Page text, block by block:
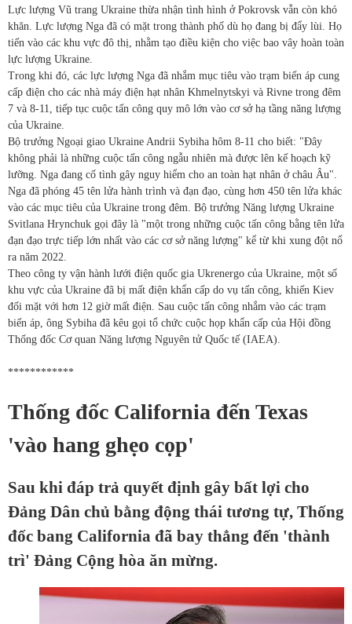
Lực lượng Vũ trang Ukraine thừa nhận tình hình ở Pokrovsk vẫn còn khó
khăn. Lực lượng Nga đã có mặt trong thành phố dù họ đang bị đẩy lùi. Họ
tiến vào các khu vực đô thị, nhằm tạo điều kiện cho việc bao vây hoàn toàn
lực lượng Ukraine.
Trong khi đó, các lực lượng Nga đã nhắm mục tiêu vào trạm biến áp cung
cấp điện cho các nhà máy điện hạt nhân Khmelnytskyi và Rivne trong đêm
7 và 8-11, tiếp tục cuộc tấn công quy mô lớn vào cơ sở hạ tầng năng lượng
của Ukraine.
Bộ trưởng Ngoại giao Ukraine Andrii Sybiha hôm 8-11 cho biết: "Đây
không phải là những cuộc tấn công ngẫu nhiên mà được lên kế hoạch kỹ
lưỡng. Nga đang cố tình gây nguy hiểm cho an toàn hạt nhân ở châu Âu".
Nga đã phóng 45 tên lửa hành trình và đạn đạo, cùng hơn 450 tên lửa khác
vào các mục tiêu của Ukraine trong đêm. Bộ trưởng Năng lượng Ukraine
Svitlana Hrynchuk gọi đây là "một trong những cuộc tấn công bằng tên lửa
đạn đạo trực tiếp lớn nhất vào các cơ sở năng lượng" kể từ khi xung đột nổ
ra năm 2022.
Theo công ty vận hành lưới điện quốc gia Ukrenergo của Ukraine, một số
khu vực của Ukraine đã bị mất điện khẩn cấp do vụ tấn công, khiến Kiev
đối mặt với hơn 12 giờ mất điện. Sau cuộc tấn công nhắm vào các trạm
biến áp, ông Sybiha đã kêu gọi tổ chức cuộc họp khẩn cấp của Hội đồng
Thống đốc Cơ quan Năng lượng Nguyên tử Quốc tế (IAEA).
************
Thống đốc California đến Texas
'vào hang ghẹo cọp'
Sau khi đáp trả quyết định gây bất lợi cho
Đảng Dân chủ bằng động thái tương tự, Thống
đốc bang California đã bay thẳng đến 'thành
trì' Đảng Cộng hòa ăn mừng.